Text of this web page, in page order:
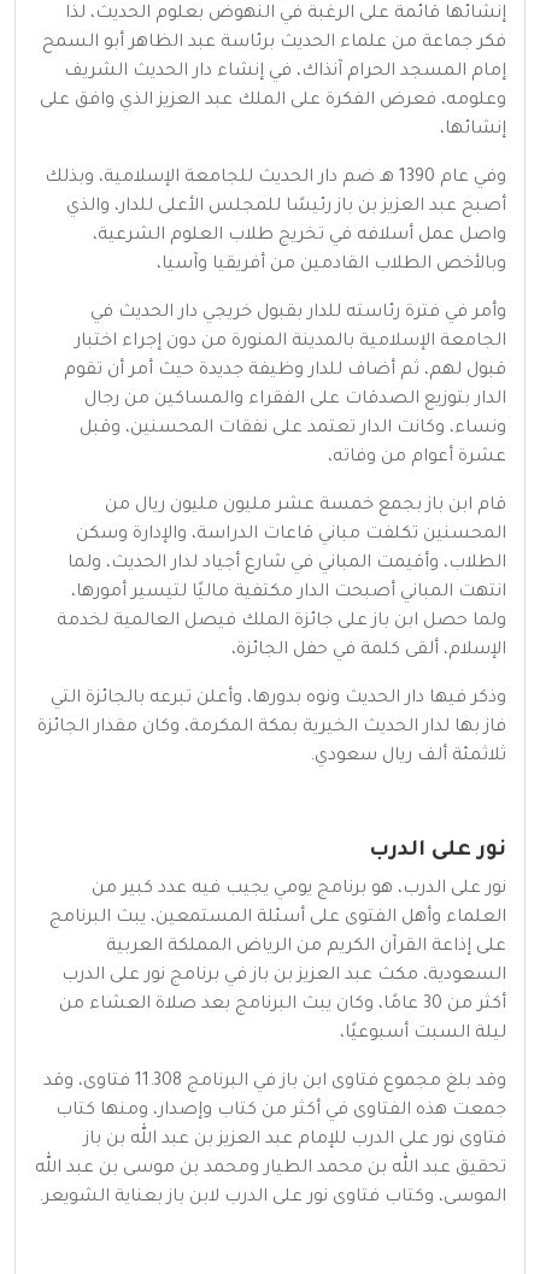
إنشائها قائمة على الرغبة في النهوض بعلوم الحديث، لذا
فكر جماعة من علماء الحديث برئاسة عبد الظاهر أبو السمح
إمام المسجد الحرام آنذاك، في إنشاء دار الحديث الشريف
وعلومه، فعرض الفكرة على الملك عبد العزيز الذي وافق على
إنشائها،
وفي عام 1390 هـ ضم دار الحديث للجامعة الإسلامية، وبذلك
أصبح عبد العزيز بن باز رئيسًا للمجلس الأعلى للدار، والذي
واصل عمل أسلافه في تخريج طلاب العلوم الشرعية،
وبالأخص الطلاب القادمين من أفريقيا وآسيا،
وأمر في فترة رئاسته للدار بقبول خريجي دار الحديث في
الجامعة الإسلامية بالمدينة المنورة من دون إجراء اختبار
قبول لهم، ثم أضاف للدار وظيفة جديدة حيث أمر أن تقوم
الدار بتوزيع الصدقات على الفقراء والمساكين من رجال
ونساء، وكانت الدار تعتمد على نفقات المحسنين، وقبل
عشرة أعوام من وفاته،
قام ابن باز بجمع خمسة عشر مليون مليون ريال من
المحسنين تكلفت مباني قاعات الدراسة، والإدارة وسكن
الطلاب، وأقيمت المباني في شارع أجياد لدار الحديث، ولما
انتهت المباني أصبحت الدار مكتفية ماليًا لتيسير أمورها،
ولما حصل ابن باز على جائزة الملك فيصل العالمية لخدمة
الإسلام، ألقى كلمة في حفل الجائزة،
وذكر فيها دار الحديث ونوه بدورها، وأعلن تبرعه بالجائزة التي
فاز بها لدار الحديث الخيرية بمكة المكرمة، وكان مقدار الجائزة
ثلاثمئة ألف ريال سعودي.
نور على الدرب
نور على الدرب، هو برنامج يومي يجيب فيه عدد كبير من
العلماء وأهل الفتوى على أسئلة المستمعين، يبث البرنامج
على إذاعة القرآن الكريم من الرياض المملكة العربية
السعودية، مكث عبد العزيز بن باز في برنامج نور على الدرب
أكثر من 30 عامًا، وكان يبث البرنامج بعد صلاة العشاء من
ليلة السبت أسبوعيًا،
وقد بلغ مجموع فتاوى ابن باز في البرنامج 11.308 فتاوى، وقد
جمعت هذه الفتاوى في أكثر من كتاب وإصدار، ومنها كتاب
فتاوى نور على الدرب للإمام عبد العزيز بن عبد الله بن باز
تحقيق عبد الله بن محمد الطيار ومحمد بن موسى بن عبد الله
الموسى، وكتاب فتاوى نور على الدرب لابن باز بعناية الشويعر.